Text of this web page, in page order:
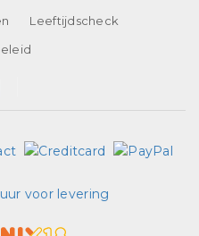
Leeftijdscheck